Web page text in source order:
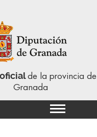
de la provincia de
Granada